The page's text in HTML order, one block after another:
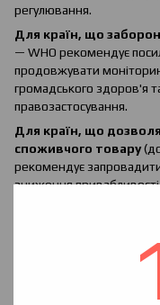
регулювання.
Для країн, що
— WHO рекомендує
продовжувати
громадського здоров'я
правозастосування.
Для країн, що
споживчого товару
рекомендує
зниження
Для будь-якої
— WHO наголошує на
підтримки існуючих